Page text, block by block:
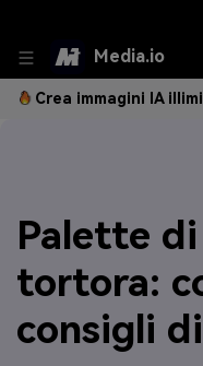
Media.io
Crea immagini IA
Palette
tortora:
consigli